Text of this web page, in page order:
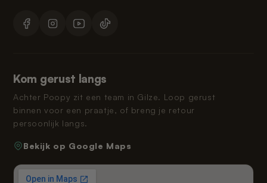
Kom gerust langs
Achter Poopy zit een team in Gilze. Loop gerust
binnen voor een praatje, of breng je retour
persoonlijk langs.
Bekijk op Google Maps